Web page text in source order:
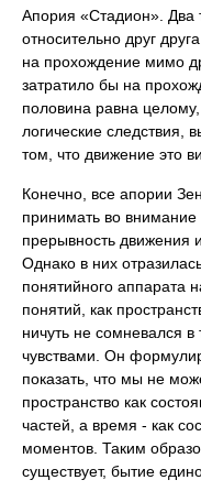
Апория «Стадион». Два
относительно друг
на прохождение мимо
затратило бы на
половина равна
логические следствия,
том, что движение это
Конечно, все апории
принимать во внимание
прерывность движения
Однако в них
понятийного аппарата
понятий, как
ничуть не сомневался
чувствами. Он
показать, что мы не
пространство как
частей, а время - как
моментов. Таким
существует, бытие